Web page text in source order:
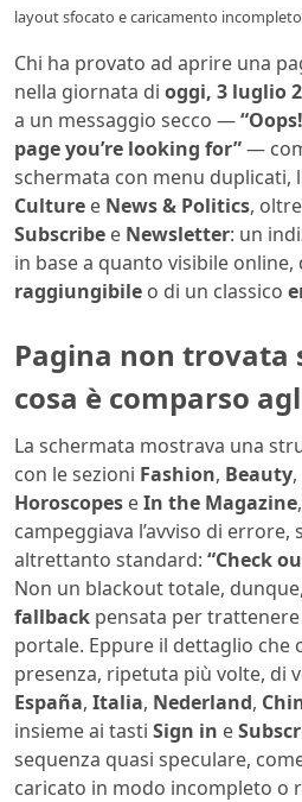
layout sfocato e caricamento
Chi ha provato ad aprire una
nella giornata di oggi, 3 luglio
a un messaggio secco —
page you’re looking for”—
schermata con menu duplicati,
Culture e News & Politics,
Subscribe e Newsletter: un
in base a quanto visibile online,
raggiungibile o di un classico
Pagina non trovata
cosa è comparso
La schermata mostrava una
con le sezioni Fashion, Beauty,
Horoscopes eIn the Magazine
campeggiava l’avviso di
altrettanto standard: “Check
Non un blackout totale,
fallback pensata per
portale. Eppure il dettaglio che
presenza, ripetuta più volte, di
España, Italia, Nederland,
insieme ai tasti Sign in e
sequenza quasi speculare,
caricato in modo incompleto o